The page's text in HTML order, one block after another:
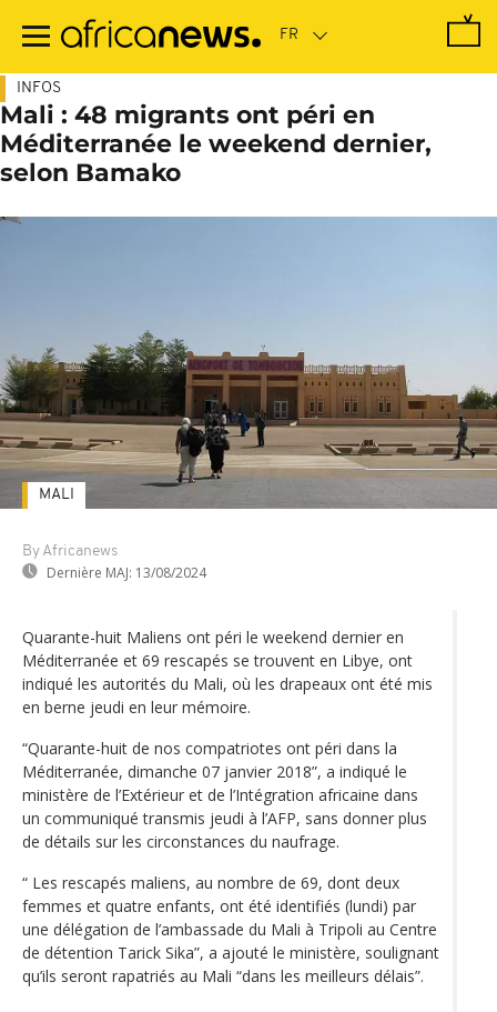
contenu
INFOS
Mali : 48 migrants ont péri en
Méditerranée le weekend dernier,
selon Bamako
By Africanews
Dernière MAJ: 13/08/2024
MALI
Quarante-huit Maliens ont péri le weekend dernier en
Méditerranée et 69 rescapés se trouvent en Libye, ont
indiqué les autorités du Mali, où les drapeaux ont été mis
en berne jeudi en leur mémoire.
“Quarante-huit de nos compatriotes ont péri dans la
Méditerranée, dimanche 07 janvier 2018”, a indiqué le
ministère de l’Extérieur et de l’Intégration africaine dans
un communiqué transmis jeudi à l’AFP, sans donner plus
de détails sur les circonstances du naufrage.
“ Les rescapés maliens, au nombre de 69, dont deux
femmes et quatre enfants, ont été identifiés (lundi) par
une délégation de l’ambassade du Mali à Tripoli au Centre
de détention Tarick Sika”, a ajouté le ministère, soulignant
qu’ils seront rapatriés au Mali “dans les meilleurs délais”.